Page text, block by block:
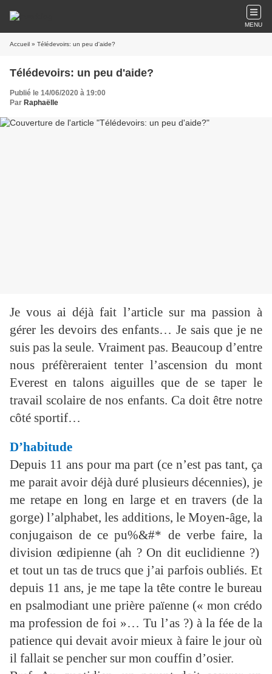
MENU
Accueil » Télédevoirs: un peu d'aide?
Télédevoirs: un peu d'aide?
Publié le 14/06/2020 à 19:00
Par Raphaëlle
Je vous ai déjà fait l’article sur ma passion à
gérer les devoirs des enfants… Je sais que je ne
suis pas la seule. Vraiment pas. Beaucoup d’entre
nous préfèreraient tenter l’ascension du mont
Everest en talons aiguilles que de se taper le
travail scolaire de nos enfants. Ca doit être notre
côté sportif…
D’habitude
Depuis 11 ans pour ma part (ce n’est pas tant, ça
me parait avoir déjà duré plusieurs décennies), je
me retape en long en large et en travers (de la
gorge) l’alphabet, les additions, le Moyen-âge, la
conjugaison de ce pu%&#* de verbe faire, la
division œdipienne (ah ? On dit euclidienne ?)
et tout un tas de trucs que j’ai parfois oubliés. Et
depuis 11 ans, je me tape la tête contre le bureau
en psalmodiant une prière païenne (« mon crédo
ma profession de foi »… Tu l’as ?) à la fée de la
patience qui devait avoir mieux à faire le jour où
il fallait se pencher sur mon couffin d’osier.